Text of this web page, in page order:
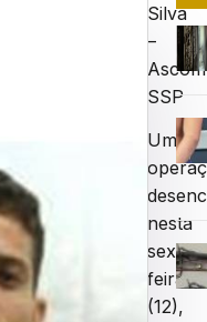
Silva
–
Ascom
SSP
Uma
nesta
sexta-
feira
(12),